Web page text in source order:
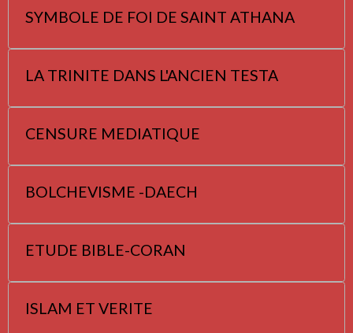
SYMBOLE DE FOI DE SAINT ATHANA
LA TRINITE DANS L'ANCIEN TESTA
CENSURE MEDIATIQUE
BOLCHEVISME -DAECH
ETUDE BIBLE-CORAN
ISLAM ET VERITE